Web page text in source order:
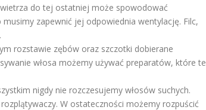
do tej ostatniej może spowodować
zapewnić jej odpowiednia wentylację. Filc,
rozstawie zębów oraz szczotki dobierane
włosa możemy używać preparatów, które
nigdy nie rozczesujemy włosów suchych.
W ostateczności możemy rozpuścić